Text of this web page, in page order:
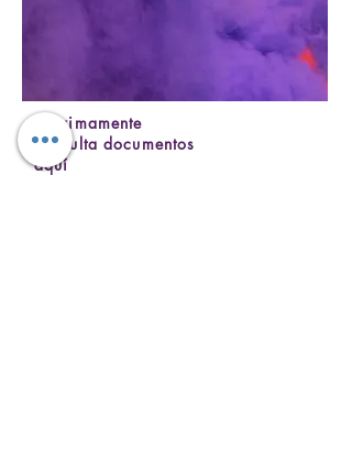
Próximamente
consulta documentos
aquí